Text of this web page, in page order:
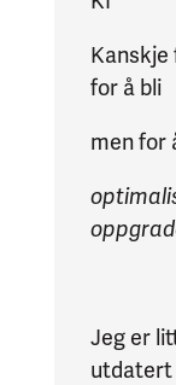
for å bli
men for
Jeg er
utdatert